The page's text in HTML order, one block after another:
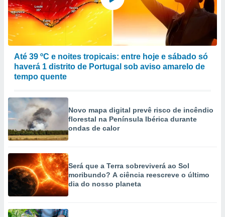
Até 39 ºC e noites tropicais: entre hoje e sábado só
haverá 1 distrito de Portugal sob aviso amarelo de
tempo quente
Novo mapa digital prevê risco de incêndio
florestal na Península Ibérica durante
ondas de calor
Será que a Terra sobreviverá ao Sol
moribundo? A ciência reescreve o último
dia do nosso planeta